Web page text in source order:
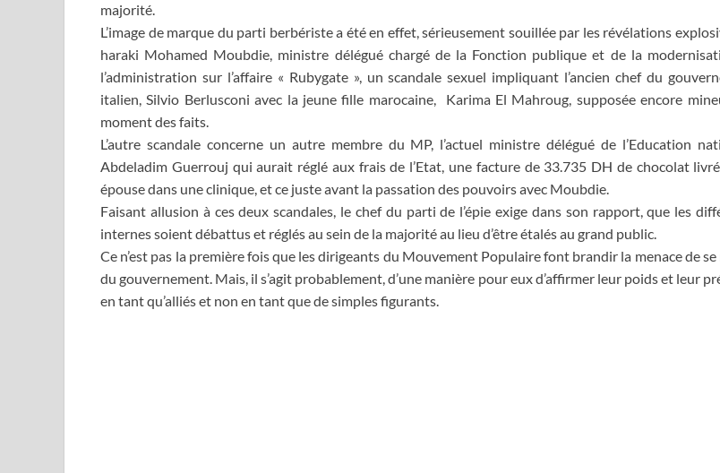
majorité.
L’image de marque du parti berbériste a été en effet, sérieusement souillée par les révélations
haraki Mohamed Moubdie, ministre délégué chargé de la Fonction publique et de la
l’administration sur l’affaire « Rubygate », un scandale sexuel impliquant l’ancien chef du
italien, Silvio Berlusconi avec la jeune fille marocaine, Karima El Mahroug, supposée encore
moment des faits.
L’autre scandale concerne un autre membre du MP, l’actuel ministre délégué de l’Education
Abdeladim Guerrouj qui aurait réglé aux frais de l’Etat, une facture de 33.735 DH de chocolat
épouse dans une clinique, et ce juste avant la passation des pouvoirs avec Moubdie.
Faisant allusion à ces deux scandales, le chef du parti de l’épie exige dans son rapport, que les
internes soient débattus et réglés au sein de la majorité au lieu d’être étalés au grand public.
Ce n’est pas la première fois que les dirigeants du Mouvement Populaire font brandir la menace de
du gouvernement. Mais, il s’agit probablement, d’une manière pour eux d’affirmer leur poids et leur
en tant qu’alliés et non en tant que de simples figurants.